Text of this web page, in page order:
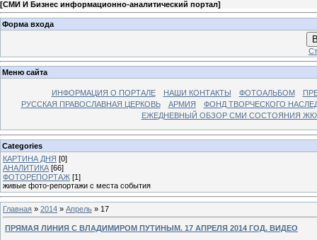
[СМИ И Бизнес информационно-аналитический портал]
Форма входа
Меню сайта
ИНФОРМАЦИЯ О ПОРТАЛЕ НАШИ КОНТАКТЫ ФОТОАЛЬБОМ
РУССКАЯ ПРАВОСЛАВНАЯ ЦЕРКОВЬ
АРМИЯ
ФОНД ТВОРЧЕСКОГО
ЕЖЕДНЕВНЫЙ ОБЗОР СМИ СОСТОЯНИЯ
Categories
КАРТИНА ДНЯ [0]
АНАЛИТИКА [66]
ФОТОРЕПОРТАЖ [1]
живые фото-репортажи с места события
Главная » 2014 » Апрель » 17
ПРЯМАЯ ЛИНИЯ С ВЛАДИМИРОМ ПУТИНЫМ. 17 АПРЕЛЯ 2014 ГОД. ВИДЕО